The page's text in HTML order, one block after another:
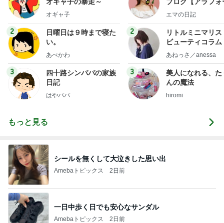
オギャ子
2
日曜日は９時まで寝た
い。
あべかわ
3
四十路シンパパの家族
日記
はやパパ
社売却セカンドラ
エマの日記
2
リトルミニマリス
ビューティコラ
little
あねっさ／anessa
3
美人になれる、た
んの魔法
hiromi
もっと見る
シールを無くして大泣きした思い出
Amebaトピックス 2日前
一日中歩く日でも安心なサンダル
Amebaトピックス 2日前